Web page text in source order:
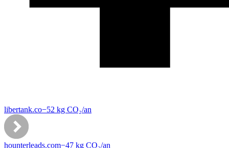
libertank.co−52 kg CO₂/an
hounterleads.com−47 kg CO₂/an